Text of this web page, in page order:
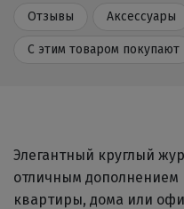
Отзывы Аксессуары
С этим товаром покупают
Элегантный круглый
отличным дополнением
квартиры, дома или